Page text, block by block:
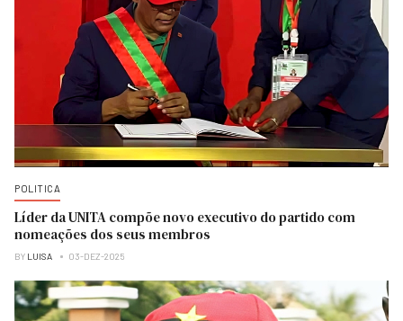
POLITICA
Líder da UNITA compõe novo executivo do partido com
nomeações dos seus membros
BY LUISA 03-DEZ-2025